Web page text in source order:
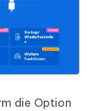
die Option